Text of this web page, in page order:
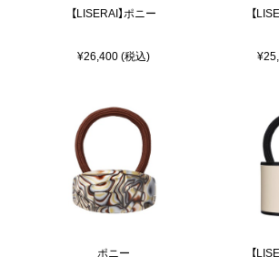
【LISERAI】ポニー
¥26,400 (税込)
【
ポニー 【